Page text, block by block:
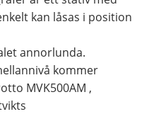
kan låsas i position
annorlunda.
kommer
MVK500AM ,